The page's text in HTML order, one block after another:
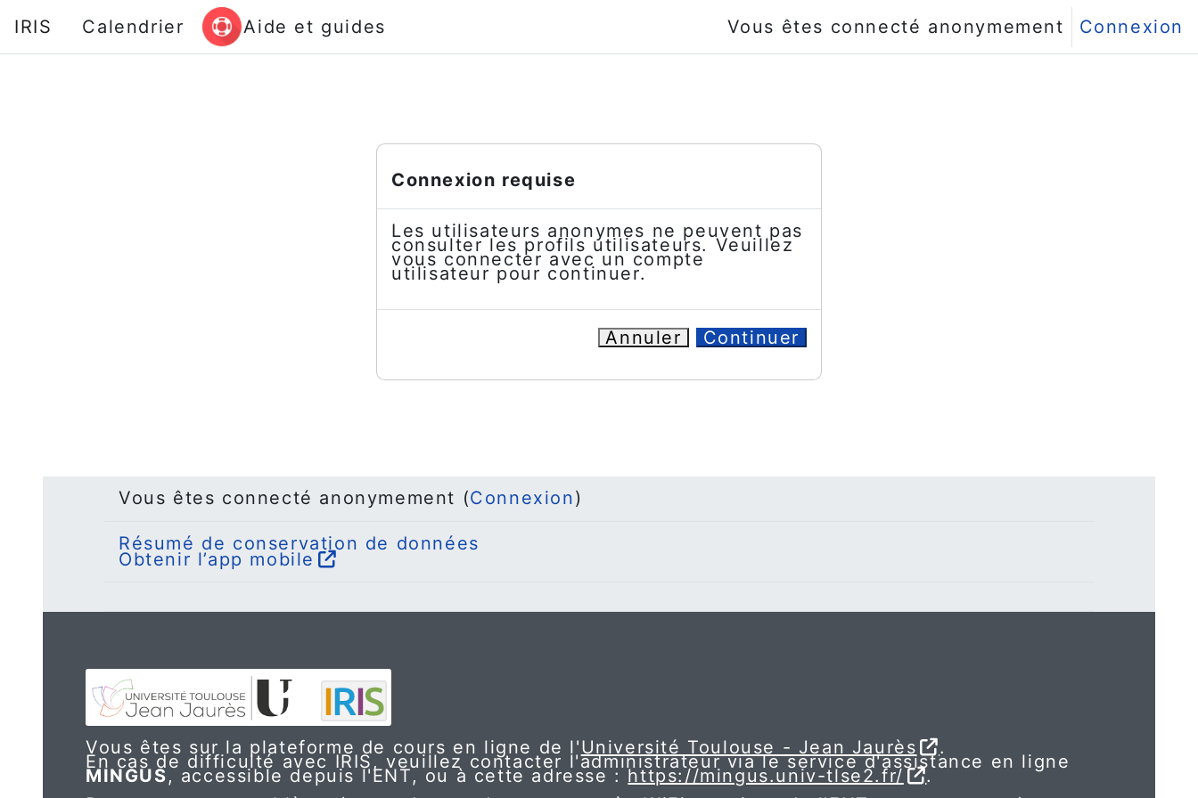
Passer au contenu principal
IRIS
Calendrier Aide et guides Vous êtes connecté anonymement Connexion
Connexion requise
Les utilisateurs anonymes ne peuvent pas
consulter les profils utilisateurs. Veuillez
vous connecter avec un compte
utilisateur pour continuer.
Annuler Continuer
Vous êtes connecté anonymement (Connexion)
Résumé de conservation de données
Obtenir l’app mobile
Vous êtes sur la plateforme de cours en ligne de l'Université Toulouse - Jean Jaurès .
En cas de difficulté avec IRIS, veuillez contacter l'administrateur via le service d'assistance en ligne
MINGUS, accessible depuis l'ENT, ou à cette adresse : https://mingus.univ-tlse2.fr/
.